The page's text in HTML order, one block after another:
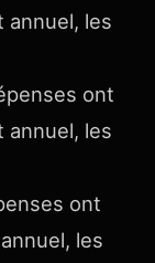
annuel, les
ont
annuel, les
ont
les